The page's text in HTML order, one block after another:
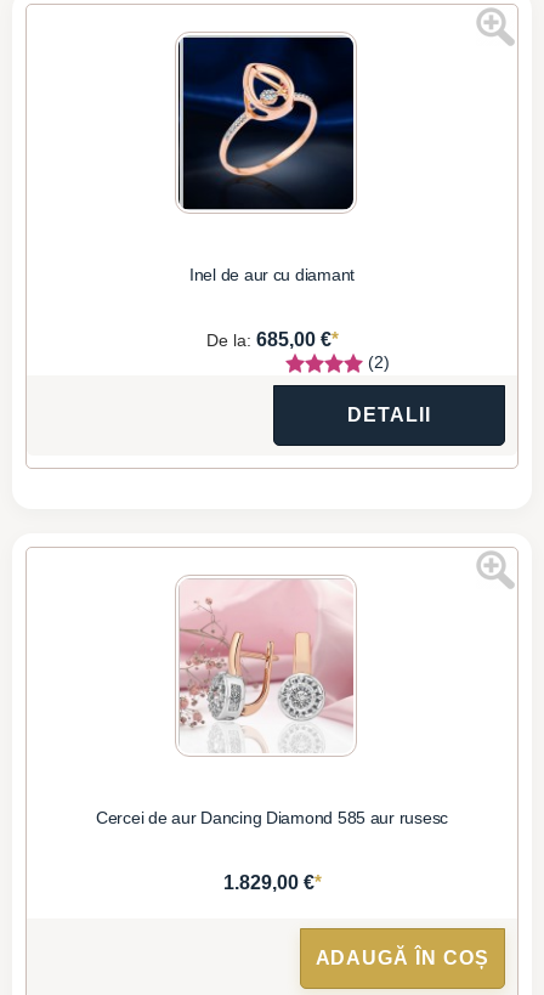
Inel de aur cu diamant
De la: 685,00 €*
(2)
DETALII
Cercei de aur Dancing Diamond 585 aur rusesc
1.829,00 €*
ADAUGĂ ÎN COȘ